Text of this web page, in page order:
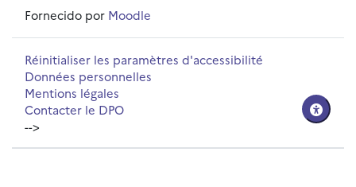
Fornecido por Moodle
Réinitialiser les paramètres d'accessibilité
Données personnelles
Mentions légales
Contacter le DPO
-->